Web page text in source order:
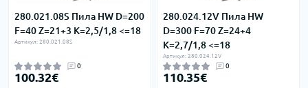
280.021.08S Пила HW D=200
F=40 Z=21+3 K=2,5/1,8 <=18
Артикул: 280.021.08S
0
100.32€
280.024.12V Пила HW
D=300 F=70 Z=24+4
K=2,7/1,8 <=18
Артикул: 280.024.12V
0
110.35€